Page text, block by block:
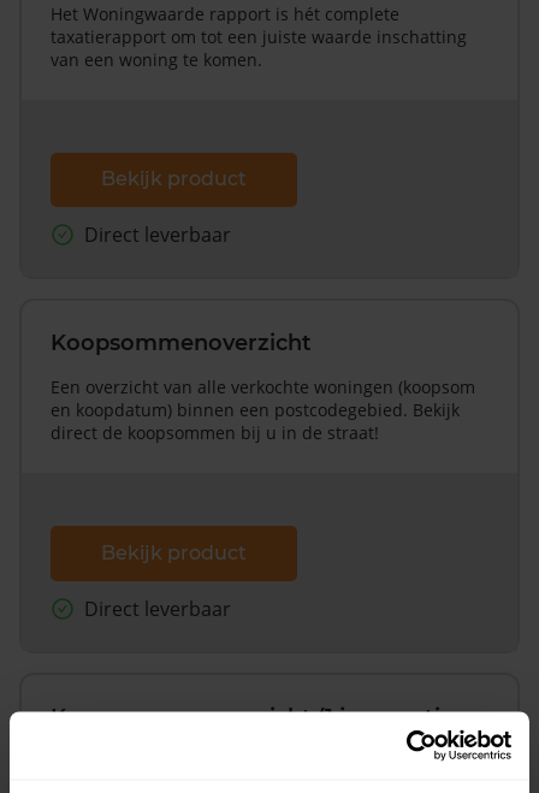
Het Woningwaarde rapport is hét complete
taxatierapport om tot een juiste waarde inschatting
van een woning te komen.
Bekijk product
Direct leverbaar
Koopsommenoverzicht
Een overzicht van alle verkochte woningen (koopsom
en koopdatum) binnen een postcodegebied. Bekijk
direct de koopsommen bij u in de straat!
Bekijk product
Direct leverbaar
Koopsommenoverzicht (1 jaar gratis